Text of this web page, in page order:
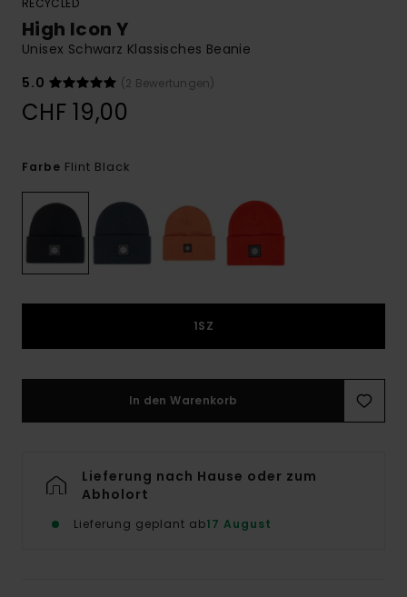
RECYCLED
High Icon Y
Unisex Schwarz Klassisches Beanie
5.0
(2 Bewertungen)
CHF 19,00
Farbe Flint Black
1SZ
In den Warenkorb
Lieferung nach Hause oder zum
Abholort
Lieferung geplant ab17 August